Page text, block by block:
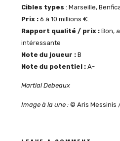
Cibles types : Marseille,
Prix :6 à 10 millions €.
Rapport qualité / prix : Bon,
intéressante
Note du joueur :B
Note du potentiel : A-
Martial Debeaux
Image à la une : © Aris Messinis